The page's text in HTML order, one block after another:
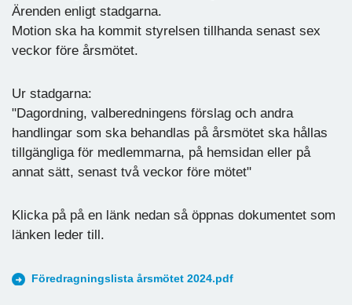
Ärenden enligt stadgarna.
Motion ska ha kommit styrelsen tillhanda senast sex
veckor före årsmötet.
Ur stadgarna:
"Dagordning, valberedningens förslag och andra
handlingar som ska behandlas på årsmötet ska hållas
tillgängliga för medlemmarna, på hemsidan eller på
annat sätt, senast två veckor före mötet"
Klicka på på en länk nedan så öppnas dokumentet som
länken leder till.
Föredragningslista årsmötet 2024.pdf